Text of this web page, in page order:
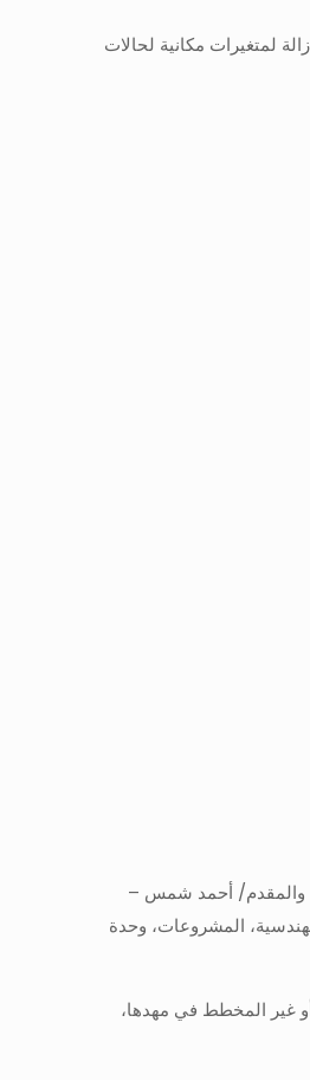
لمتغيرات مكانية لحالات
والمقدم/ أحمد شمس –
المشروعات، وحدة
أو غير المخطط في مهدها،